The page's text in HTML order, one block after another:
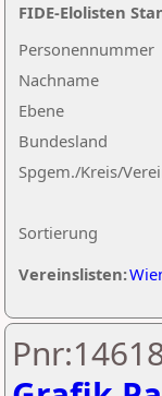
Nachname
Ebene
Sortierung
Personennummer
Bundesland
Spgem./Kreis/
Vereinslisten:
FIDE-Elolisten